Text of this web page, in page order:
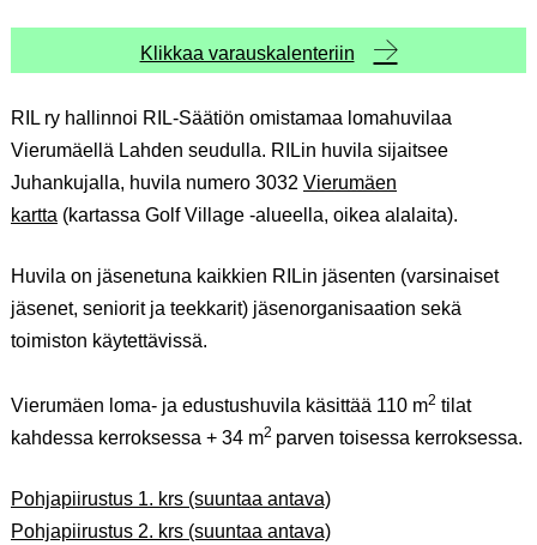
Klikkaa varauskalenteriin
RIL ry hallinnoi RIL-Säätiön omistamaa lomahuvilaa
Vierumäellä Lahden seudulla. RILin huvila sijaitsee
Juhankujalla, huvila numero 3032 Vierumäen
kartta (kartassa Golf Village -alueella, oikea alalaita).
Huvila on jäsenetuna kaikkien RILin jäsenten (varsinaiset
jäsenet, seniorit ja teekkarit) jäsenorganisaation sekä
toimiston käytettävissä.
Vierumäen loma- ja edustushuvila käsittää 110 m2 tilat
kahdessa kerroksessa + 34 m2 parven toisessa kerroksessa.
Pohjapiirustus 1. krs (suuntaa antava)
Pohjapiirustus 2. krs (suuntaa antava)